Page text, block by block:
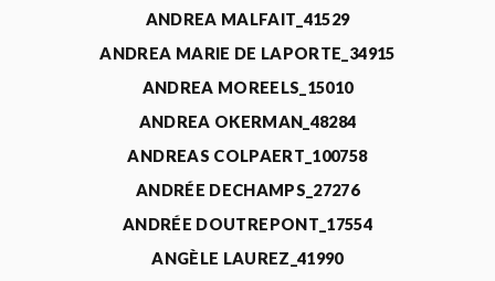
ANDREA MALFAIT_41529
ANDREA MARIE DE LAPORTE_34915
ANDREA MOREELS_15010
ANDREA OKERMAN_48284
ANDREAS COLPAERT_100758
ANDRÉE DECHAMPS_27276
ANDRÉE DOUTREPONT_17554
ANGÈLE LAUREZ_41990